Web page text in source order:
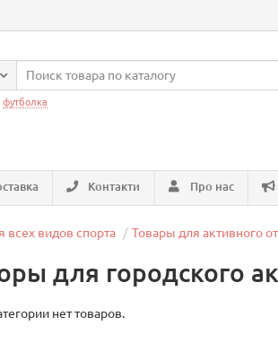
футболка
Контакти Про нас
всех видов спорта Товары для активного
для городского
нет товаров.